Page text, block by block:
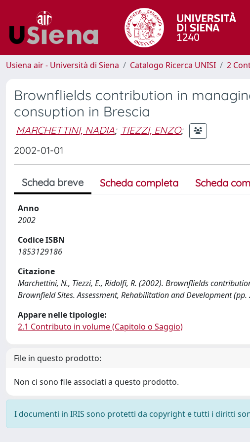
Usiena air - Università di Siena Catalogo Ricerca UNISI 2
Brownflields contribution in
consuption in Brescia
MARCHETTINI, NADIA; TIEZZI, ENZO;
2002-01-01
Scheda breve Scheda completa Scheda
Anno
2002
Codice ISBN
1853129186
Citazione
Marchettini, N., Tiezzi, E., Ridolfi, R. (2002). Brownflields
Brownfield Sites. Assessment, Rehabilitation and Development
Appare nelle tipologie:
2.1 Contributo in volume (Capitolo o Saggio)
File in questo prodotto:
Non ci sono file associati a questo prodotto.
I documenti in IRIS sono protetti da copyright e tutti i diritti